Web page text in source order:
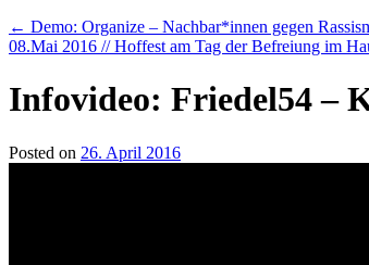
← Demo: Organize – Nachbar*innen gegen
08.Mai 2016 // Hoffest am Tag der Befreiung im
Infovideo: Friedel54 –
Posted on 26. April 2016